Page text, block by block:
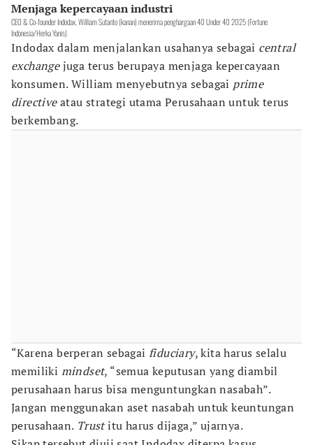
Menjaga kepercayaan industri
CEO & Co-founder Indodax, William Sutanto (kanan) menerima penghargaan 40 Under 40 2025 (Fortune
Indonesia/Herka Yanis)
Indodax dalam menjalankan usahanya sebagai central
exchangejuga terus berupaya menjaga kepercayaan
konsumen. William menyebutnya sebagai prime
directiveatau strategi utama Perusahaan untuk terus
berkembang.
“Karena berperan sebagai fiduciary, kita harus selalu
memiliki mindset, “semua keputusan yang diambil
perusahaan harus bisa menguntungkan nasabah”.
Jangan menggunakan aset nasabah untuk keuntungan
perusahaan. Trustitu harus dijaga,” ujarnya.